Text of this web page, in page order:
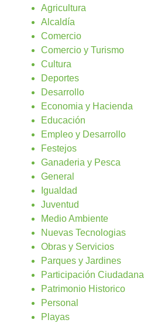
Agricultura
Alcaldía
Comercio
Comercio y Turismo
Cultura
Deportes
Desarrollo
Economia y Hacienda
Educación
Empleo y Desarrollo
Festejos
Ganaderia y Pesca
General
Igualdad
Juventud
Medio Ambiente
Nuevas Tecnologias
Obras y Servicios
Parques y Jardines
Participación Ciudadana
Patrimonio Historico
Personal
Playas